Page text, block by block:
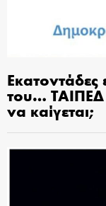
του… ΤΑΙΠΕΔ
να καίγεται;